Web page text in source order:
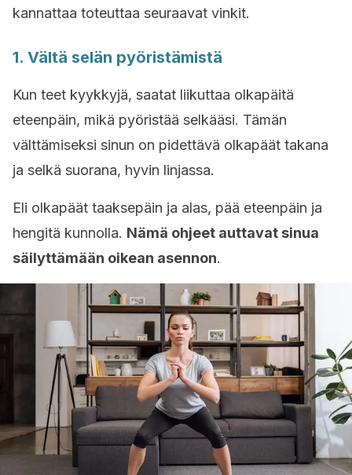
kannattaa toteuttaa seuraavat vinkit.
1. Vältä selän pyöristämistä
Kun teet kyykkyjä, saatat liikuttaa olkapäitä
eteenpäin, mikä pyöristää selkääsi. Tämän
välttämiseksi sinun on pidettävä olkapäät takana
ja selkä suorana, hyvin linjassa.
Eli olkapäät taaksepäin ja alas, pää eteenpäin ja
hengitä kunnolla. Nämä ohjeet auttavat sinua
säilyttämään oikean asennon.